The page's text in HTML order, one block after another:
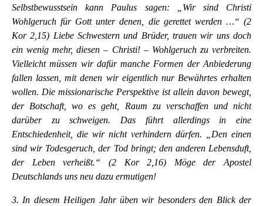
Selbstbewusstsein kann Paulus sagen: „Wir sind Christi
Wohlgeruch für Gott unter denen, die gerettet werden …“ (2
Kor 2,15) Liebe Schwestern und Brüder, trauen wir uns doch
ein wenig mehr, diesen – Christi! – Wohlgeruch zu verbreiten.
Vielleicht müssen wir dafür manche Formen der Anbiederung
fallen lassen, mit denen wir eigentlich nur Bewährtes erhalten
wollen. Die missionarische Perspektive ist allein davon bewegt,
der Botschaft, wo es geht, Raum zu verschaffen und nicht
darüber zu schweigen. Das führt allerdings in eine
Entschiedenheit, die wir nicht verhindern dürfen. „Den einen
sind wir Todesgeruch, der Tod bringt; den anderen Lebensduft,
der Leben verheißt.“ (2 Kor 2,16) Möge der Apostel
Deutschlands uns neu dazu ermutigen!
3. In diesem Heiligen Jahr üben wir besonders den Blick der